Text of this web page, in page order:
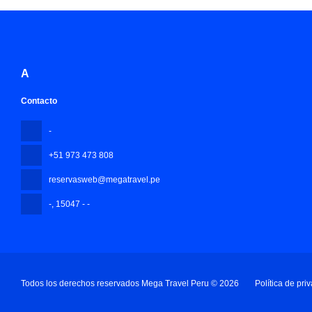
A
Contacto
-
+51 973 473 808
reservasweb@megatravel.pe
-, 15047 - -
Todos los derechos reservados Mega Travel Peru © 2026 Política de